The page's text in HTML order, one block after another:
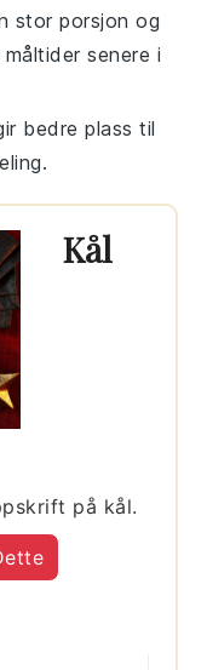
stor porsjon og
senere i
bedre plass til
Kål
på kål.